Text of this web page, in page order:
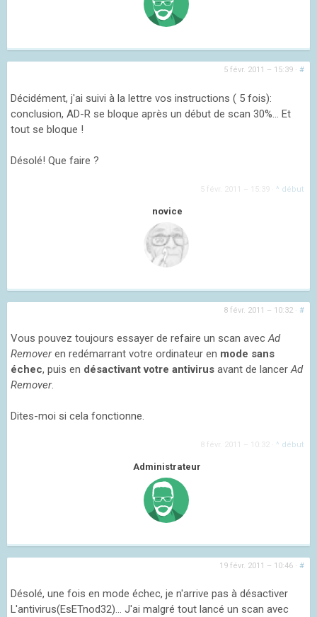
5 févr. 2011 – 15:39 · #
Décidément, j'ai suivi à la lettre vos instructions ( 5 fois):
conclusion, AD-R se bloque après un début de scan 30%... Et
tout se bloque !
Désolé! Que faire ?
5 févr. 2011 – 15:39 ^ début
novice
8 févr. 2011 – 10:32 · #
Vous pouvez toujours essayer de refaire un scan avecAd
Removeren redémarrant votre ordinateur en mode sans
échec, puis en désactivant votre antivirus avant de lancerAd
Remover.
Dites-moi si cela fonctionne.
8 févr. 2011 – 10:32 ^ début
Administrateur
19 févr. 2011 – 10:46 · #
Désolé, une fois en mode échec, je n'arrive pas à désactiver
L'antivirus(EsETnod32)... J'ai malgré tout lancé un scan avec